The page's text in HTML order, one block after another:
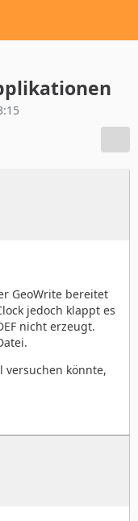
GeoWrite bereitet
jedoch klappt es
nicht erzeugt.
versuchen könnte,